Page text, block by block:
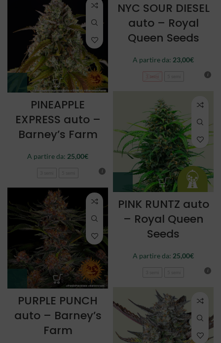
NYC SOUR DIESEL
auto – Royal
Queen Seeds
A partire da: 23,00€
3 semi
PINEAPPLE
EXPRESS auto –
Barney’s Farm
A partire da: 25,00€
PINK RUNTZ auto
– Royal Queen
Seeds
A partire da: 25,00€
PURPLE PUNCH
auto – Barney’s
Farm